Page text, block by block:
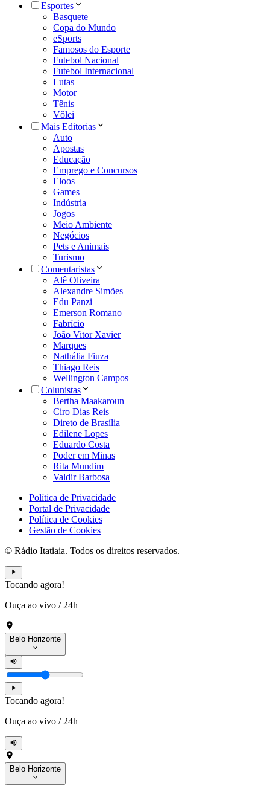
Esportes
Basquete
Copa do Mundo
eSports
Famosos do Esporte
Futebol Nacional
Futebol Internacional
Lutas
Motor
Tênis
Vôlei
Mais Editorias
Auto
Apostas
Educação
Emprego e Concursos
Eloos
Games
Indústria
Jogos
Meio Ambiente
Negócios
Pets e Animais
Turismo
Comentaristas
Alê Oliveira
Alexandre Simões
Edu Panzi
Emerson Romano
Fabrício
João Vitor Xavier
Marques
Nathália Fiuza
Thiago Reis
Wellington Campos
Colunistas
Bertha Maakaroun
Ciro Dias Reis
Direto de Brasília
Edilene Lopes
Eduardo Costa
Poder em Minas
Rita Mundim
Valdir Barbosa
Política de Privacidade
Portal de Privacidade
Política de Cookies
Gestão de Cookies
© Rádio Itatiaia. Todos os direitos reservados.
Tocando agora!
Ouça ao vivo / 24h
Belo Horizonte
Tocando agora!
Ouça ao vivo / 24h
Belo Horizonte